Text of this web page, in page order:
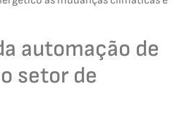
automação de
setor de